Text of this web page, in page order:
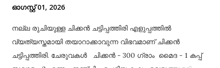
ഓഗസ്റ്റ് 01, 2026
നല്ല രുചിയുള്ള ചിക്കൻ ചട്ടിപ്പത്തിരി എളുപ്പത്തിൽ
വ്യത്യസ്തമായി തയാറാക്കാവുന്ന വിഭവമാണ് ചിക്കൻ
ചട്ടിപ്പത്തിരി. ചേരുവകൾ ചിക്കൻ - 300 ഗ്രാം മൈദ - 1 കപ്പ്‌